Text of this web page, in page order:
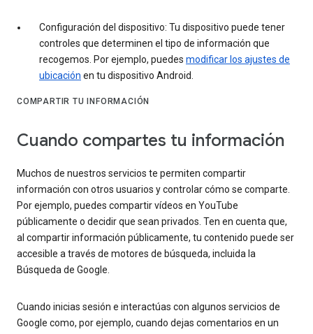
Configuración del dispositivo: Tu dispositivo puede tener
controles que determinen el tipo de información que
recogemos. Por ejemplo, puedes modificar los ajustes de
ubicación en tu dispositivo Android.
COMPARTIR TU INFORMACIÓN
Cuando compartes tu información
Muchos de nuestros servicios te permiten compartir
información con otros usuarios y controlar cómo se comparte.
Por ejemplo, puedes compartir vídeos en YouTube
públicamente o decidir que sean privados. Ten en cuenta que,
al compartir información públicamente, tu contenido puede ser
accesible a través de motores de búsqueda, incluida la
Búsqueda de Google.
Cuando inicias sesión e interactúas con algunos servicios de
Google como, por ejemplo, cuando dejas comentarios en un